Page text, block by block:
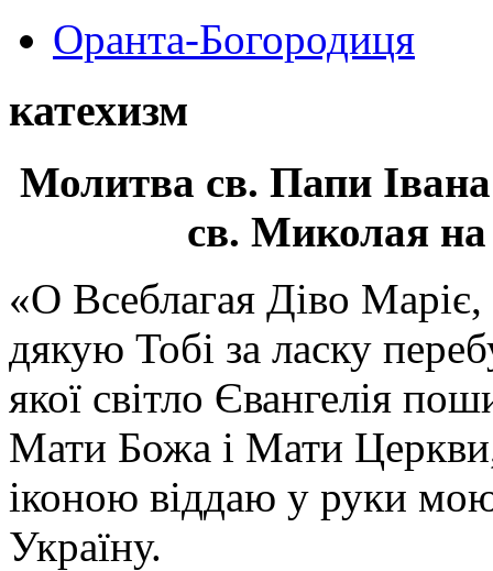
Оранта-Богородиця
катехизм
Молитва св. Папи
св. Миколая на
«О Всеблагая Діво
дякую Тобі за ласку
якої світло Євангелія
Мати Божа і Мати
іконою віддаю у руки
Україну.